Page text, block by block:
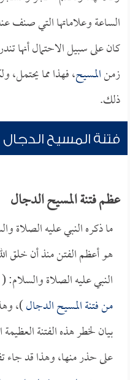
الساعة وعلاماتها التي صنف
كان على سبيل الاحتمال أنها
زمنالمسيح، فهذا مما يحتمل،
ذلك.
فتنة المسيح الدجال
عظم فتنة المسيح الدجال
ما ذكره النبي عليه الصلاة
هو أعظم الفتن منذ أن خلق
النبي عليه الصلاة والسلام: (
من فتنةالمسيح الدجال)،
بيان لخطر هذه الفتنة
على حذر منها، وهذا قد جاء